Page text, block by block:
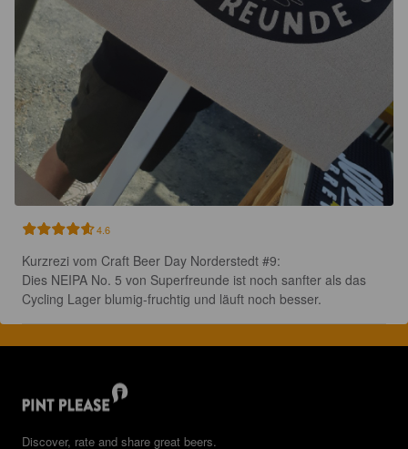
4.6
Kurzrezi vom Craft Beer Day Norderstedt #9:
Dies NEIPA No. 5 von Superfreunde ist noch sanfter als das
Cycling Lager blumig-fruchtig und läuft noch besser.
Discover, rate and share great beers.